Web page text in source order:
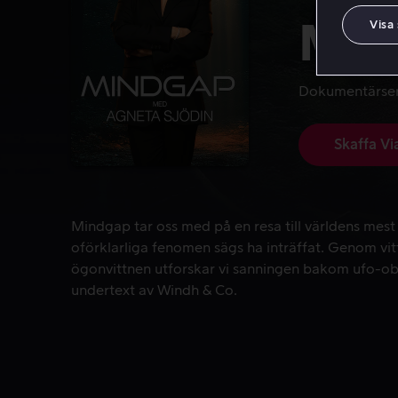
Skaffa
Mindgap tar oss med på en resa till världens
Mindgap tar oss med på en resa till världens
oförklarliga fenomen sägs ha inträffat. Genom
ögonvittnen utforskar vi sanningen bakom ufo-
undertext av Windh & Co.
Visa